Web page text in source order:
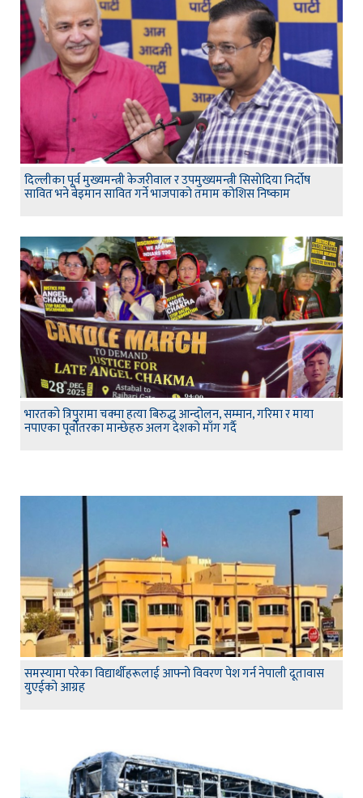
दिल्लीका पूर्व मुख्यमन्त्री केजरीवाल र उपमुख्यमन्त्री सिसोदिया निर्दोष
सावित भने बेइमान सावित गर्ने भाजपाको तमाम कोशिस निष्काम
भारतको त्रिपुरामा चक्मा हत्या बिरुद्ध आन्दोलन, सम्मान, गरिमा र माया
नपाएका पूर्वोतरका मान्छेहरु अलग देशको माँग गर्दै
समस्यामा परेका विद्यार्थीहरूलाई आफ्नो विवरण पेश गर्न नेपाली दूतावास
युएईको आग्रह